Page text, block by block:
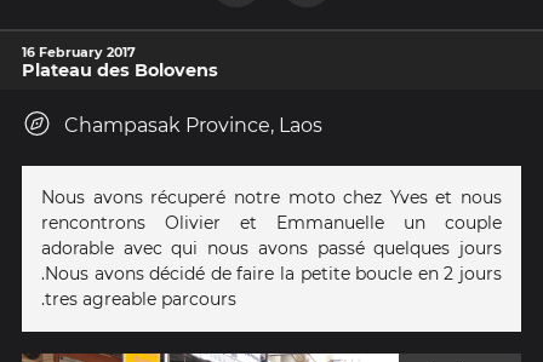
16 February 2017
Plateau des Bolovens
Champasak Province, Laos
Nous avons récuperé notre moto chez Yves et nous
rencontrons Olivier et Emmanuelle un couple
adorable avec qui nous avons passé quelques jours
.Nous avons décidé de faire la petite boucle en 2 jours
.tres agreable parcours